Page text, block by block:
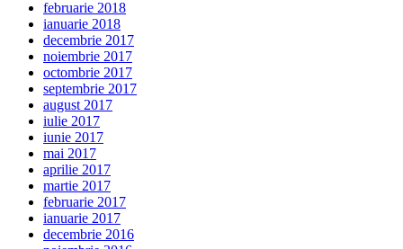
februarie 2018
ianuarie 2018
decembrie 2017
noiembrie 2017
octombrie 2017
septembrie 2017
august 2017
iulie 2017
iunie 2017
mai 2017
aprilie 2017
martie 2017
februarie 2017
ianuarie 2017
decembrie 2016